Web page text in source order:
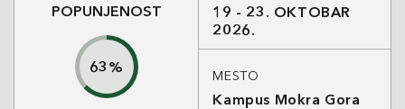
POPUNJENOST
63 %
19 - 23. OKTOBAR
2026.
MESTO
Kampus Mokra Gora